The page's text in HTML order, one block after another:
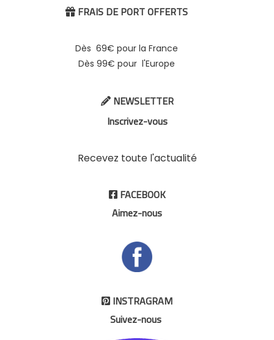
 FRAIS DE PORT OFFERTS
Dès 69€ pour la France
Dès 99€ pour l'Europe
NEWSLETTER
Inscrivez-vous
Recevez toute l'actualité
FACEBOOK
Aimez-nous
 INSTRAGRAM
Suivez-nous